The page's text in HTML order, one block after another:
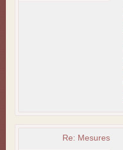
Re: Mesures